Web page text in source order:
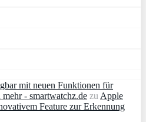
mit neuen Funktionen für
- smartwatchz.de zu Apple
Feature zur Erkennung